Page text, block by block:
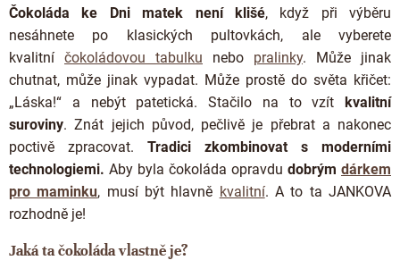
p
v
k
y
ý
p
s
u
í
Čokoláda ke Dni matek není klišé, když při výběru
nesáhnete po klasických pultovkách, ale vyberete
kvalitní čokoládovou tabulku nebo pralinky. Může jinak
chutnat, může jinak vypadat. Může prostě do světa křičet:
„Láska!“ a nebýt patetická. Stačilo na to vzít
kvalitní
suroviny. Znát jejich původ, pečlivě je přebrat a nakonec
poctivě zpracovat.
Tradici zkombinovat s moderními
technologiemi. Aby byla čokoláda opravdu dobrým dárkem
pro maminku, musí být hlavně kvalitní. A to ta JANKOVA
rozhodně je!
Jaká ta čokoláda vlastně je?